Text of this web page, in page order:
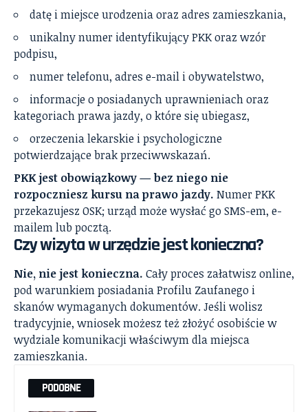
datę i miejsce urodzenia oraz adres zamieszkania,
unikalny numer identyfikujący PKK oraz wzór
podpisu,
numer telefonu, adres e-mail i obywatelstwo,
informacje o posiadanych uprawnieniach oraz
kategoriach prawa jazdy, o które się ubiegasz,
orzeczenia lekarskie i psychologiczne
potwierdzające brak przeciwwskazań.
PKK jest obowiązkowy — bez niego nie
rozpoczniesz kursu na prawo jazdy. Numer PKK
przekazujesz OSK; urząd może wysłać go SMS-em, e-
mailem lub pocztą.
Czy wizyta w urzędzie jest konieczna?
Nie, nie jest konieczna. Cały proces załatwisz online,
pod warunkiem posiadania Profilu Zaufanego i
skanów wymaganych dokumentów. Jeśli wolisz
tradycyjnie, wniosek możesz też złożyć osobiście w
wydziale komunikacji właściwym dla miejsca
zamieszkania.
PODOBNE